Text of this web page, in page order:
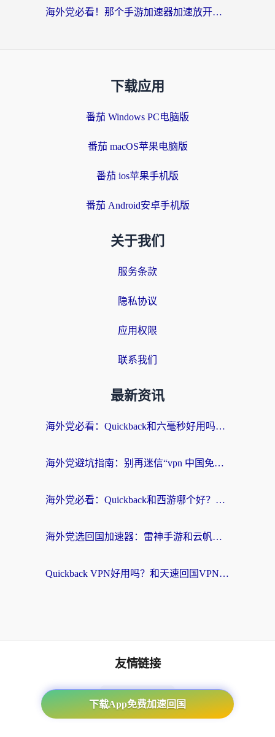
海外党必看！那个手游加速器加速放开那三国3最好？一篇解决国服游戏卡顿难题
下载应用
番茄 Windows PC电脑版
番茄 macOS苹果电脑版
番茄 ios苹果手机版
番茄 Android安卓手机版
关于我们
服务条款
隐私协议
应用权限
联系我们
最新资讯
海外党必看：Quickback和六毫秒好用吗？3步选对回国加速器，无缝刷国内剧玩游戏
海外党避坑指南：别再迷信“vpn 中国免费”，选对回国加速器才能无缝刷国内资源
海外党必看：Quickback和西游哪个好？3个维度教你选对回国加速器
海外党选回国加速器：雷神手游和云帆哪个好？附3组对比+避坑指南
Quickback VPN好用吗？和天速回国VPN对比哪个回国效果更好？海外党必看的真实体验指南
下载App免费加速回国
友情链接
海外回国加速器